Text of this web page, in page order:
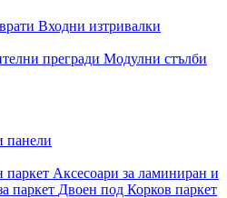
Входни изтривалки
прегради Модулни стълби
панели
паркет Аксесоари за ламиниран и
паркет Двоен под Корков паркет